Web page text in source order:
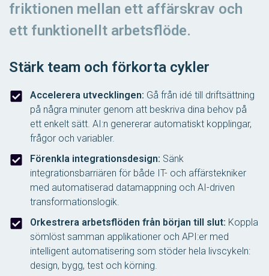
friktionen mellan ett affärskrav och
ett funktionellt arbetsflöde.
Stärk team och förkorta cykler
Accelerera utvecklingen: Gå från idé till driftsättning
på några minuter genom att beskriva dina behov på
ett enkelt sätt. AI:n genererar automatiskt kopplingar,
frågor och variabler.
Förenkla integrationsdesign: Sänk
integrationsbarriären för både IT- och affärstekniker
med automatiserad datamappning och AI-driven
transformationslogik.
Orkestrera arbetsflöden från början till slut: Koppla
sömlöst samman applikationer och API:er med
intelligent automatisering som stöder hela livscykeln:
design, bygg, test och körning.